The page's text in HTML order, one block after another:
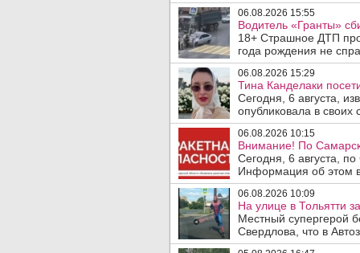
06.08.2026 15:55
Водитель «Гранты»
18+ Страшное ДТП
года рождения не
06.08.2026 15:29
Тина Канделаки
Сегодня, 6 августа,
опубликовала в своих
06.08.2026 10:15
Внимание! По
Сегодня, 6 августа,
Информация об этом
06.08.2026 10:09
На улице в Тольятти
Местный супергерой
Свердлова, что в